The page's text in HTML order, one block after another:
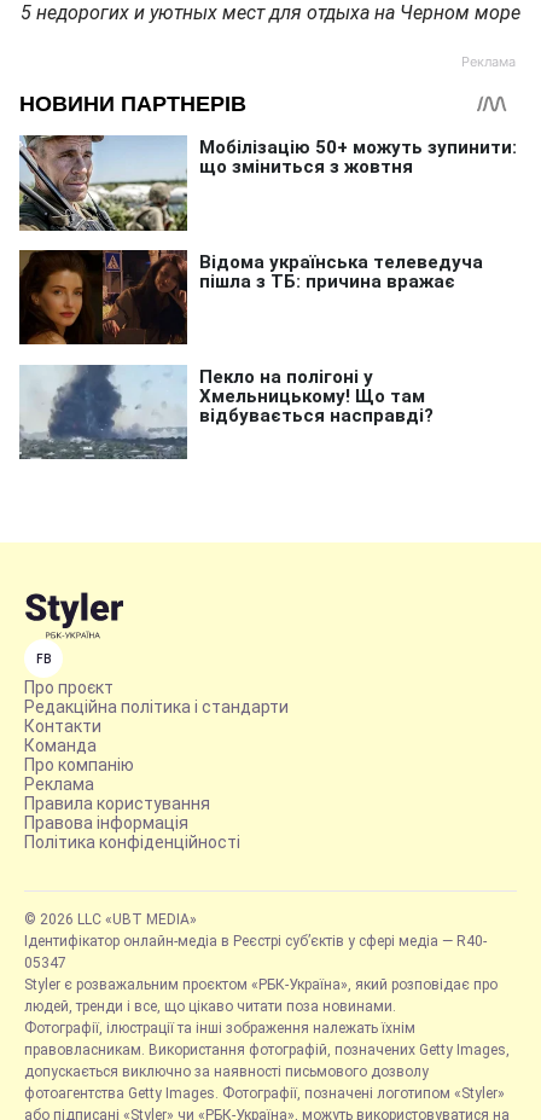
5 недорогих и уютных мест для отдыха на Черном море
FB
Про проєкт
Редакційна політика і стандарти
Контакти
Команда
Про компанію
Реклама
Правила користування
Правова інформація
Політика конфіденційності
© 2026 LLC «UBT MEDIA»
Ідентифікатор онлайн-медіа в Реєстрі суб’єктів у сфері медіа — R40-
05347
Styler є розважальним проєктом «РБК-Україна», який розповідає про
людей, тренди і все, що цікаво читати поза новинами.
Фотографії, ілюстрації та інші зображення належать їхнім
правовласникам. Використання фотографій, позначених Getty Images,
допускається виключно за наявності письмового дозволу
фотоагентства Getty Images. Фотографії, позначені логотипом «Styler»
або підписані «Styler» чи «РБК-Україна», можуть використовуватися на